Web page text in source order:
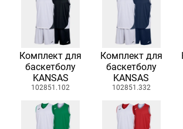
Комплект для
баскетболу
KANSAS
102851.102
Комплект для
баскетболу
KANSAS
102851.332